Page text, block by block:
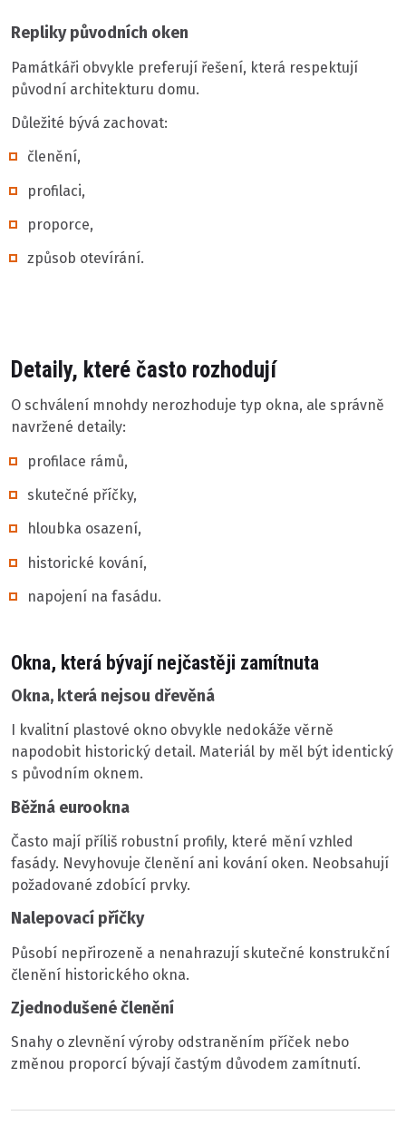
Repliky původních oken
Památkáři obvykle preferují řešení, která respektují
původní architekturu domu.
Důležité bývá zachovat:
členění,
profilaci,
proporce,
způsob otevírání.
Detaily, které často rozhodují
O schválení mnohdy nerozhoduje typ okna, ale správně
navržené detaily:
profilace rámů,
skutečné příčky,
hloubka osazení,
historické kování,
napojení na fasádu.
Okna, která bývají nejčastěji zamítnuta
Okna, která nejsou dřevěná
I kvalitní plastové okno obvykle nedokáže věrně
napodobit historický detail. Materiál by měl být identický
s původním oknem.
Běžná eurookna
Často mají příliš robustní profily, které mění vzhled
fasády. Nevyhovuje členění ani kování oken. Neobsahují
požadované zdobící prvky.
Nalepovací příčky
Působí nepřirozeně a nenahrazují skutečné konstrukční
členění historického okna.
Zjednodušené členění
Snahy o zlevnění výroby odstraněním příček nebo
změnou proporcí bývají častým důvodem zamítnutí.